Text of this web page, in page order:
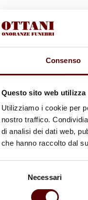
Consenso
Questo sito web utilizza
Utilizziamo i cookie per
nostro traffico.
di analisi dei dati web,
che hanno raccolto dal
Necessari